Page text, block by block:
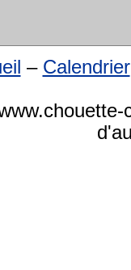
– Calendrier